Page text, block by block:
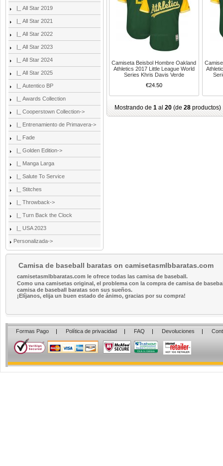
|_ All Star 2019
|_ All Star 2021
|_ All Star 2022
|_ All Star 2023
|_ All Star 2024
|_ All Star 2025
|_ Autentico BP
|_ Awards Collection
|_ Cooperstown Collection->
|_ Entrenamiento de Primavera->
|_ Fade
|_ Golden Edition->
|_ Manga Larga
|_ Salute To Service
|_ Stitches
|_ Throwback->
|_ Turn Back the Clock
|_ USA 2023
Personalizada->
Camiseta Beisbol Hombre Oakland
Athletics 2017 Little League World
Series Khris Davis Verde
€24.50
Mostrando de 1 al 20 (de 28 productos)
Camisa de baseball baratas on camisetasmlbbaratas.com
camisetasmlbbaratas.com le ofrece todas las camisa de baseball.
Como una camisetas original, el problema con la compra de camisa de
camisa de baseball baratas son sus sueños.
¡Elíjanos, elija un buen estado de ánimo, gracias por su compra!
Formas Pago | Política de privacidad | FAQ | Devoluciones |